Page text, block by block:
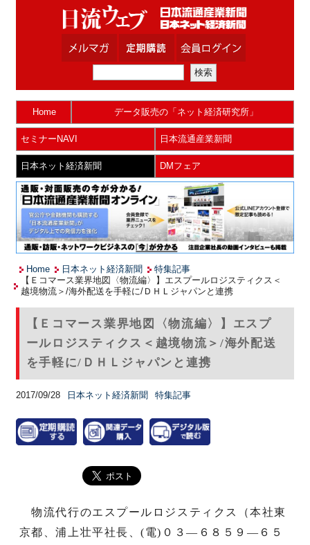
Home データ販売の「ネット経済研究所」
セミナーNAVI 日本流通産業新聞
日本ネット経済新聞 DMフェア
Home 日本ネット経済新聞
特集記事
【Ｅコマース業界地図〈物流編〉】エスプールロジスティクス＜
越境物流＞/海外配送を手軽に/ＤＨＬジャパンと連携
【Ｅコマース業界地図〈物流編〉】エスプ
ールロジスティクス＜越境物流＞/海外配送
を手軽に/ＤＨＬジャパンと連携
2017/09/28 日本ネット経済新聞 特集記事
物流代行のエスプールロジスティクス（本社東
京都、浦上壮平社長、(電)０３―６８５９―６５